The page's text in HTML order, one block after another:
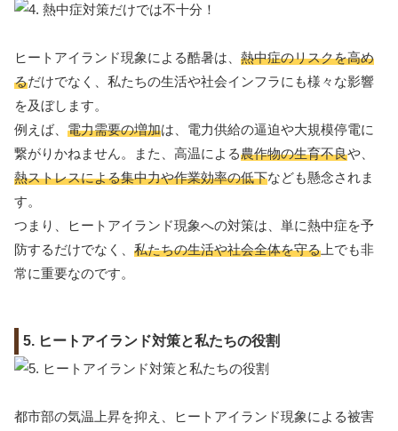
ヒートアイランド現象による酷暑は、 熱中症のリスクを高め
るだけでなく、私たちの生活や社会インフラにも様々な影響
を及ぼします。
例えば、 電力需要の増加は、電力供給の逼迫や大規模停電に
繋がりかねません。また、高温による農作物の生育不良や、
熱ストレスによる集中力や作業効率の低下なども懸念されま
す。
つまり、ヒートアイランド現象への対策は、単に熱中症を予
防するだけでなく、 私たちの生活や社会全体を守る 上でも非
常に重要なのです。
5. ヒートアイランド対策と私たちの役割
都市部の気温上昇を抑え、ヒートアイランド現象による被害